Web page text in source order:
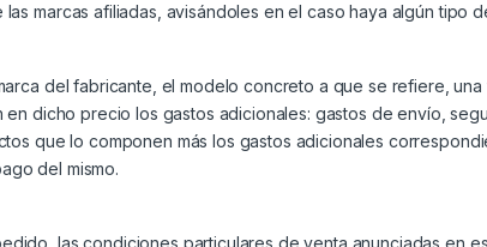
marcas afiliadas, avisándoles en el caso haya algún tipo
del fabricante, el modelo concreto a que se refiere,
dicho precio los gastos adicionales: gastos de envío,
que lo componen más los gastos adicionales
del mismo.